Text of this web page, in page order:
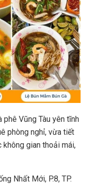
phê Vũng Tàu yên tĩnh
phòng nghỉ, vừa tiết
gian thoải mái,
Nhất Mới, P.8, TP.